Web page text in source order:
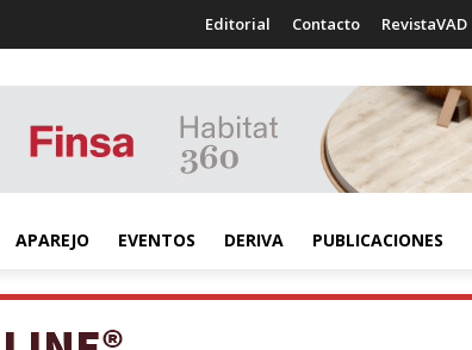
Editorial Contacto RevistaVAD
APAREJO EVENTOS DERIVA PUBLICACIONES